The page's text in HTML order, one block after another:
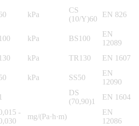
kPa
CS
(10/Y)60
EN 826
100 kPa BS100
EN
12089
130 kPa TR130 EN 1607
kPa SS50
EN
12090
1
DS
(70,90)1
EN 1604
-
mg/(Pa·h·m)
EN
12086